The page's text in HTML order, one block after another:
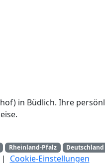
in Büdlich. Ihre
Rheinland-Pfalz Deutschland
| Cookie-Einstellungen